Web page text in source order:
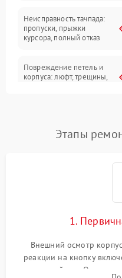
Сеть и интернет
Неисправность тачпада:
пропуски, прыжки
курсора, полный отказ
Повреждение петель и
корпуса: люфт, трещины,
невозможность зарядки,
Перегрев из‑за пыли,
неисправности кулера
Выход из строя SSD или
Этапы
1.
Внешний осмотр
реакции на кнопку
устройства. Оценка